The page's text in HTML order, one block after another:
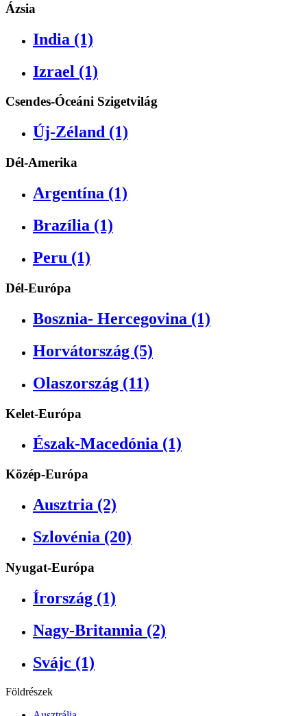
Ázsia
India (1)
Izrael (1)
Csendes-Óceáni Szigetvilág
Új-Zéland (1)
Dél-Amerika
Argentína (1)
Brazília (1)
Peru (1)
Dél-Európa
Bosznia- Hercegovina (1)
Horvátország (5)
Olaszország (11)
Kelet-Európa
Észak-Macedónia (1)
Közép-Európa
Ausztria (2)
Szlovénia (20)
Nyugat-Európa
Írország (1)
Nagy-Britannia (2)
Svájc (1)
Földrészek